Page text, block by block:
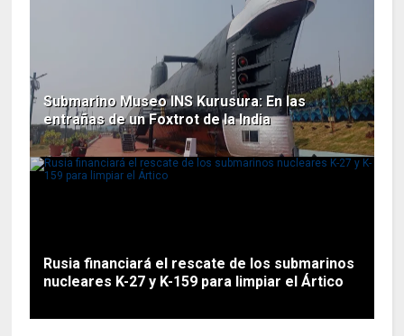
Submarino Museo INS Kurusura: En las
entrañas de un Foxtrot de la India
Rusia financiará el rescate de los submarinos
nucleares K-27 y K-159 para limpiar el Ártico